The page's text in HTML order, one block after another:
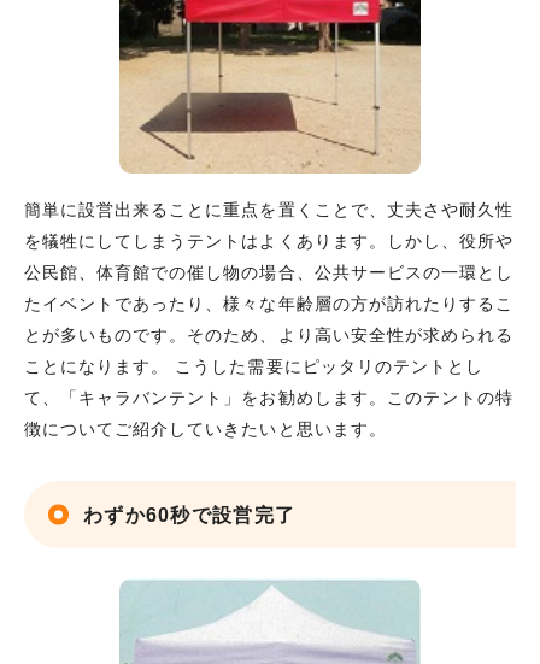
簡単に設営出来ることに重点を置くことで、丈夫さや耐久性
を犠牲にしてしまうテントはよくあります。しかし、役所や
公民館、体育館での催し物の場合、公共サービスの一環とし
たイベントであったり、様々な年齢層の方が訪れたりするこ
とが多いものです。そのため、より高い安全性が求められる
ことになります。 こうした需要にピッタリのテントとし
て、「キャラバンテント」をお勧めします。このテントの特
徴についてご紹介していきたいと思います。
わずか60秒で設営完了